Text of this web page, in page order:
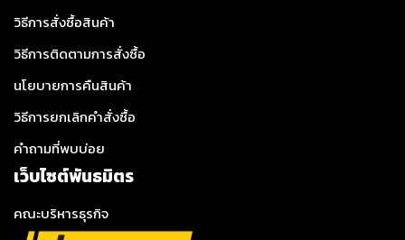
วิธีการสั่งซื้อสินค้า
วิธีการติดตามการสั่งซื้อ
นโยบายการคืนสินค้า
วิธีการยกเลิกคำสั่งซื้อ
คำถามที่พบบ่อย
เว็บไซต์พันธมิตร
คณะบริหารธุรกิจ